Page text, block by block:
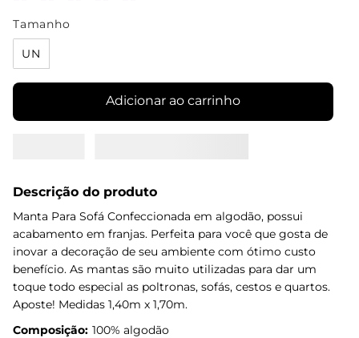
Tamanho
UN
Adicionar ao carrinho
Descrição do produto
Manta Para Sofá Confeccionada em algodão, possui
acabamento em franjas. Perfeita para você que gosta de
inovar a decoração de seu ambiente com ótimo custo
benefício. As mantas são muito utilizadas para dar um
toque todo especial as poltronas, sofás, cestos e quartos.
Aposte! Medidas 1,40m x 1,70m.
Composição: 100% algodão